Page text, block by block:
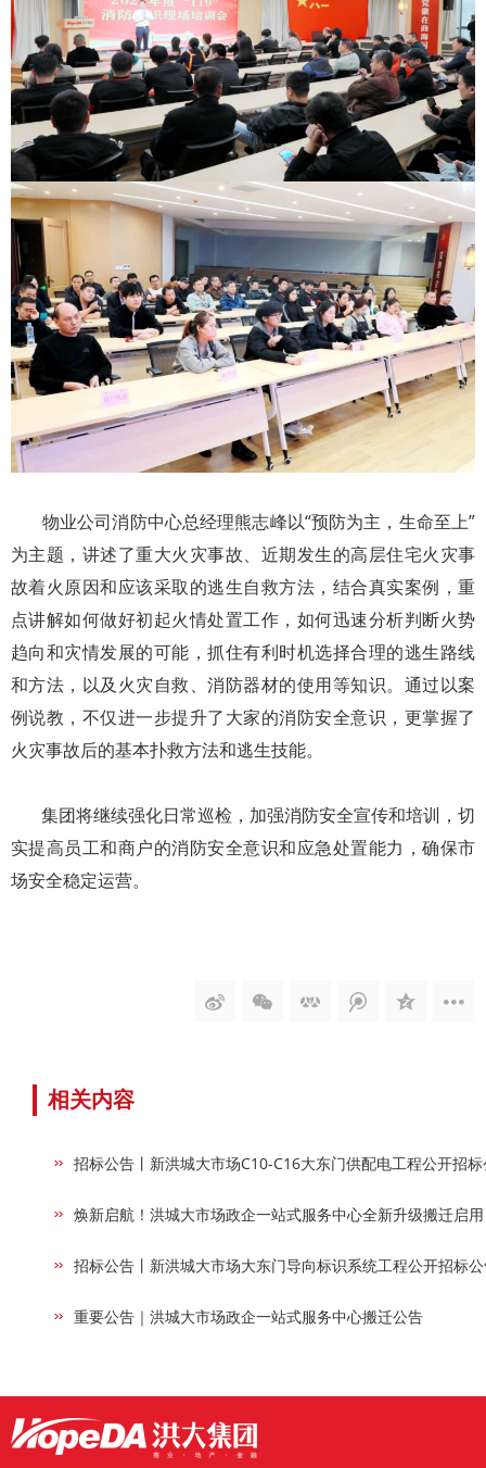
物业公司消防中心总经理熊志峰以“预防为主，生命至上”
为主题，讲述了重大火灾事故、近期发生的高层住宅火灾事
故着火原因和应该采取的逃生自救方法，结合真实案例，重
点讲解如何做好初起火情处置工作，如何迅速分析判断火势
趋向和灾情发展的可能，抓住有利时机选择合理的逃生路线
和方法，以及火灾自救、消防器材的使用等知识。通过以案
例说教，不仅进一步提升了大家的消防安全意识，更掌握了
火灾事故后的基本扑救方法和逃生技能。
集团将继续强化日常巡检，加强消防安全宣传和培训，切
实提高员工和商户的消防安全意识和应急处置能力，确保市
场安全稳定运营。
相关内容
招标公告丨新洪城大市场C10-C16大东门供配电工程公开招
焕新启航！洪城大市场政企一站式服务中心全新升级搬迁启用
招标公告丨新洪城大市场大东门导向标识系统工程公开招标
重要公告｜洪城大市场政企一站式服务中心搬迁公告